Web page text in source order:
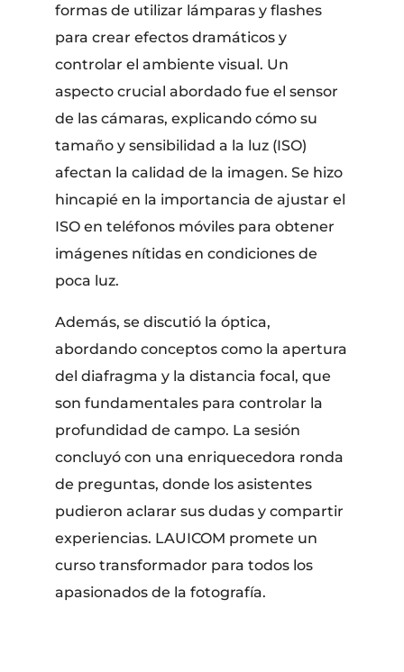
formas de utilizar lámparas y flashes
para crear efectos dramáticos y
controlar el ambiente visual. Un
aspecto crucial abordado fue el sensor
de las cámaras, explicando cómo su
tamaño y sensibilidad a la luz (ISO)
afectan la calidad de la imagen. Se hizo
hincapié en la importancia de ajustar el
ISO en teléfonos móviles para obtener
imágenes nítidas en condiciones de
poca luz.
Además, se discutió la óptica,
abordando conceptos como la apertura
del diafragma y la distancia focal, que
son fundamentales para controlar la
profundidad de campo. La sesión
concluyó con una enriquecedora ronda
de preguntas, donde los asistentes
pudieron aclarar sus dudas y compartir
experiencias. LAUICOM promete un
curso transformador para todos los
apasionados de la fotografía.